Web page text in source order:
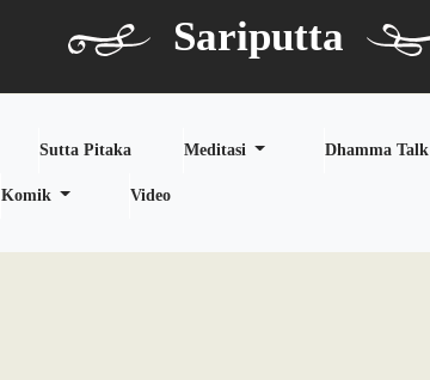
Sariputta
Sutta Pitaka Meditasi Dhamma Talk
Komik Video